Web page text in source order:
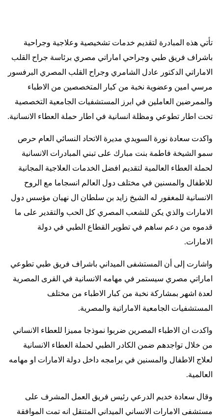
تأتي هذه المبادرة لتقديم خدمات تشخيصية وعلاجية وجراحية
باشراف فريق طبي وجراحي اماراتي مصري برئاسة جراح القلب
الاماراتي الدكتور عادل الشامري وجراح القلب المصري البرفسور
مرسي امين وعضوية نخبة من كبار المتخصصين من الاطباء
والممرضين العاملين في ابرز المستشفيات الجامعية التخصصية
تحت اطار تطوعي ومظلة انسانية في اطار حملة العطاء الانسانية.
واكدت سعادة نورة السويدي مديرة الاتحاد النسائي العام حرص
سمو الشيخة فاطمة بنت مبارك على تبني المبادرات الانسانية
لحملة العطاء العالمية لتقديم افضل الخدمات العلاجية المجانية
للاطفال والمسنين في مختلف دول العالم انسجاما مع الروح
الانسانية للمغفور له الشيخ زايد بن سلطان ال نهيان مؤسس دول
الامارات والذي يكن للشعب المصري كل الحب والتقدير على ما
قدموه من دعم ساهم في تطوير القطاع الطبي في دولة
الامارات.
واشارت إلى أن المستشفى الميداني باشراف فريق طبي تطوعي
اماراتي مصري سيستمر في مهامه الانسانية في القرى المصرية
لعدة اشهر بمشاركة نخبة من كبار الاطباء من مختلف
المستشفيات الجامعية الاماراتية والمصرية.
واكدت ان الاطباء المصرين ضربوا نموذجا مميزا للعطاء الانساني
من خلال تواجدهم ضمن الكادر الطبي لحملة العطاء الانسانية
لعلاج الاطفال والمسنين في برامجه داخل دولة الامارات او مهامه
العالمية.
وقال سعادة خديم الدرعي رئيس فريق العمل المشرف على
مستشفى الامارات الانساني الميداني المتنقل انه تمت الموافقة